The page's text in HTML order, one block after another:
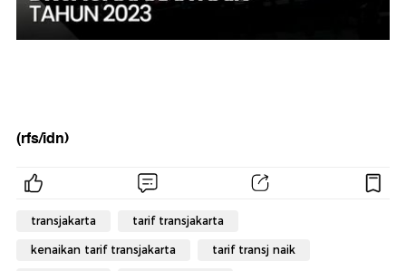
(rfs/idn)
transjakarta tarif transjakarta
kenaikan tarif transjakarta tarif transj naik